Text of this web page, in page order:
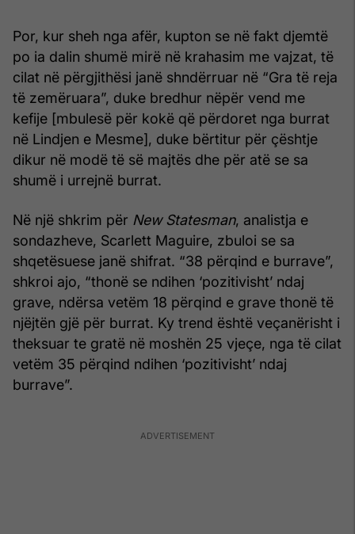
Por, kur sheh nga afër, kupton se në fakt djemtë
po ia dalin shumë mirë në krahasim me vajzat, të
cilat në përgjithësi janë shndërruar në “Gra të reja
të zemëruara”, duke bredhur nëpër vend me
kefije [mbulesë për kokë që përdoret nga burrat
në Lindjen e Mesme], duke bërtitur për çështje
dikur në modë të së majtës dhe për atë se sa
shumë i urrejnë burrat.
Në një shkrim për New Statesman, analistja e
sondazheve, Scarlett Maguire, zbuloi se sa
shqetësuese janë shifrat. “38 përqind e burrave”,
shkroi ajo, “thonë se ndihen ‘pozitivisht’ ndaj
grave, ndërsa vetëm 18 përqind e grave thonë të
njëjtën gjë për burrat. Ky trend është veçanërisht i
theksuar te gratë në moshën 25 vjeçe, nga të cilat
vetëm 35 përqind ndihen ‘pozitivisht’ ndaj
burrave”.